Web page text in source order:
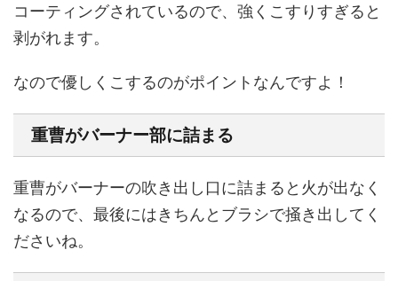
コーティングされているので、強くこすりすぎると
剥がれます。
なので優しくこするのがポイントなんですよ！
重曹がバーナー部に詰まる
重曹がバーナーの吹き出し口に詰まると火が出なく
なるので、最後にはきちんとブラシで掻き出してく
ださいね。